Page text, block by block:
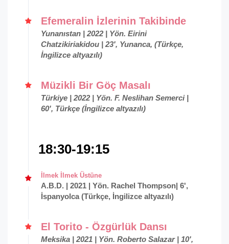
Efemeralin İzlerinin Takibinde
Yunanıstan | 2022 | Yön. Eirini
Chatzikiriakidou | 23', Yunanca, (Türkçe,
İngilizce altyazılı)
Müzikli Bir Göç Masalı
Türkiye | 2022 | Yön. F. Neslihan Semerci |
60', Türkçe (İngilizce altyazılı)
18:30-19:15
İlmek İlmek Üstüne
A.B.D. | 2021 | Yön. Rachel Thompson| 6',
İspanyolca (Türkçe, İngilizce altyazılı)
El Torito - Özgürlük Dansı
Meksika | 2021 | Yön. Roberto Salazar | 10',